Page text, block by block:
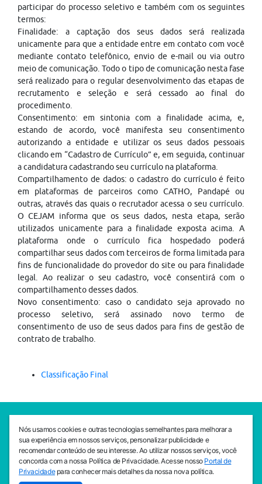
participar do processo seletivo e também com os seguintes
termos:
Finalidade: a captação dos seus dados será realizada
unicamente para que a entidade entre em contato com você
mediante contato telefônico, envio de e-mail ou via outro
meio de comunicação. Todo o tipo de comunicação nesta fase
será realizado para o regular desenvolvimento das etapas de
recrutamento e seleção e será cessado ao final do
procedimento.
Consentimento: em sintonia com a finalidade acima, e,
estando de acordo, você manifesta seu consentimento
autorizando a entidade e utilizar os seus dados pessoais
clicando em “Cadastro de Currículo” e, em seguida, continuar
a candidatura cadastrando seu currículo na plataforma.
Compartilhamento de dados: o cadastro do currículo é feito
em plataformas de parceiros como CATHO, Pandapé ou
outras, através das quais o recrutador acessa o seu currículo.
O CEJAM informa que os seus dados, nesta etapa, serão
utilizados unicamente para a finalidade exposta acima. A
plataforma onde o currículo fica hospedado poderá
compartilhar seus dados com terceiros de forma limitada para
fins de funcionalidade do provedor do site ou para finalidade
legal. Ao realizar o seu cadastro, você consentirá com o
compartilhamento desses dados.
Novo consentimento: caso o candidato seja aprovado no
processo seletivo, será assinado novo termo de
consentimento de uso de seus dados para fins de gestão de
contrato de trabalho.
Classificação Final
SEDE CEJAM
Av. da Liberdade, 765, Liberdade, São Paulo, 01503-001
(11) 3469 - 1818
INSTITUTO CEJAM
Av. da Liberdade, 765, Liberdade, São Paulo, 01503-001
Nós usamos cookies e outras tecnologias semelhantes para melhorar a
sua experiência em nossos serviços, personalizar publicidade e
recomendar conteúdo de seu interesse. Ao utilizar nossos serviços, você
concorda com a nossa Política de Privacidade. Acesse nosso Portal de
Privacidadepara conhecer mais detalhes da nossa nova política.